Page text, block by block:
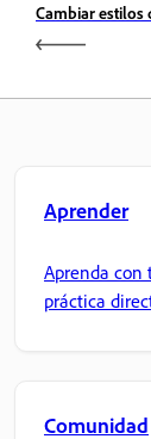
Cambiar estilos
Aprender
Aprenda con
práctica
Comunidad